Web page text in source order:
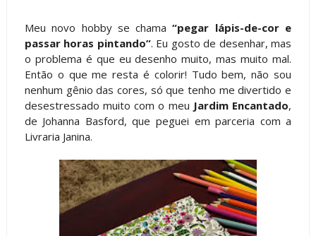
Meu novo hobby se chama“pegar lápis-de-cor e
passar horas pintando”. Eu gosto de desenhar, mas
o problema é que eu desenho muito, mas muito mal.
Então o que me resta é colorir! Tudo bem, não sou
nenhum gênio das cores, só que tenho me divertido e
desestressado muito com o meu Jardim Encantado,
de Johanna Basford, que peguei em parceria com a
Livraria Janina.